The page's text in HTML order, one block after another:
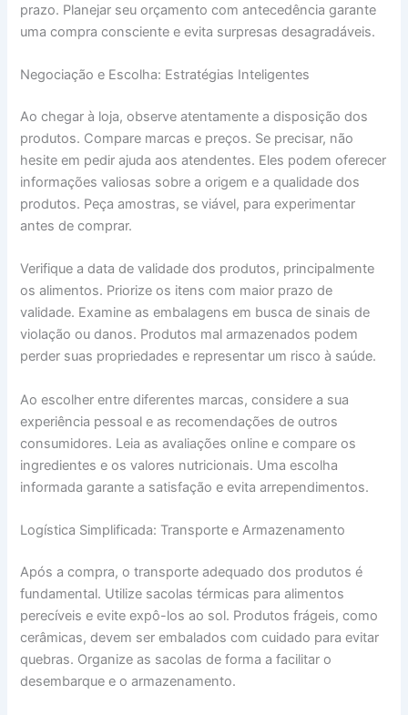
prazo. Planejar seu orçamento com antecedência garante
uma compra consciente e evita surpresas desagradáveis.
Negociação e Escolha: Estratégias Inteligentes
Ao chegar à loja, observe atentamente a disposição dos
produtos. Compare marcas e preços. Se precisar, não
hesite em pedir ajuda aos atendentes. Eles podem oferecer
informações valiosas sobre a origem e a qualidade dos
produtos. Peça amostras, se viável, para experimentar
antes de comprar.
Verifique a data de validade dos produtos, principalmente
os alimentos. Priorize os itens com maior prazo de
validade. Examine as embalagens em busca de sinais de
violação ou danos. Produtos mal armazenados podem
perder suas propriedades e representar um risco à saúde.
Ao escolher entre diferentes marcas, considere a sua
experiência pessoal e as recomendações de outros
consumidores. Leia as avaliações online e compare os
ingredientes e os valores nutricionais. Uma escolha
informada garante a satisfação e evita arrependimentos.
Logística Simplificada: Transporte e Armazenamento
Após a compra, o transporte adequado dos produtos é
fundamental. Utilize sacolas térmicas para alimentos
perecíveis e evite expô-los ao sol. Produtos frágeis, como
cerâmicas, devem ser embalados com cuidado para evitar
quebras. Organize as sacolas de forma a facilitar o
desembarque e o armazenamento.